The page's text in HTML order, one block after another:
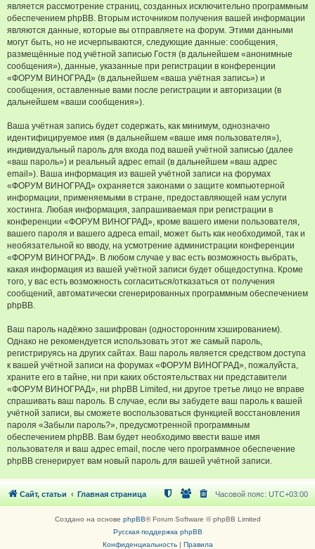
является рассмотрение страниц, созданных исключительно программным
обеспечением phpBB. Вторым источником получения вашей информации
являются данные, которые вы отправляете на форум. Этими данными
могут быть, но не исчерпываются, следующие данные: сообщения,
размещённые под учётной записью Гостя (в дальнейшем «анонимные
сообщения»), данные, указанные при регистрации в конференции
«ФОРУМ ВИНОГРАД» (в дальнейшем «ваша учётная запись») и
сообщения, оставленные вами после регистрации и авторизации (в
дальнейшем «ваши сообщения»).
Ваша учётная запись будет содержать, как минимум, однозначно
идентифицируемое имя (в дальнейшем «ваше имя пользователя»),
индивидуальный пароль для входа под вашей учётной записью (далее
«ваш пароль») и реальный адрес email (в дальнейшем «ваш адрес
email»). Ваша информация из вашей учётной записи на форумах
«ФОРУМ ВИНОГРАД» охраняется законами о защите компьютерной
информации, применяемыми в стране, предоставляющей нам услуги
хостинга. Любая информация, запрашиваемая при регистрации в
конференции «ФОРУМ ВИНОГРАД», кроме вашего имени пользователя,
вашего пароля и вашего адреса email, может быть как необходимой, так и
необязательной ко вводу, на усмотрение администрации конференции
«ФОРУМ ВИНОГРАД». В любом случае у вас есть возможность выбрать,
какая информация из вашей учётной записи будет общедоступна. Кроме
того, у вас есть возможность согласиться/отказаться от получения
сообщений, автоматически сгенерированных программным обеспечением
phpBB.
Ваш пароль надёжно зашифрован (односторонним хэшированием).
Однако не рекомендуется использовать этот же самый пароль,
регистрируясь на других сайтах. Ваш пароль является средством доступа
к вашей учётной записи на форумах «ФОРУМ ВИНОГРАД», пожалуйста,
храните его в тайне, ни при каких обстоятельствах ни представители
«ФОРУМ ВИНОГРАД», ни phpBB Limited, ни другое третье лицо не вправе
спрашивать ваш пароль. В случае, если вы забудете ваш пароль к вашей
учётной записи, вы сможете воспользоваться функцией восстановления
пароля «Забыли пароль?», предусмотренной программным
обеспечением phpBB. Вам будет необходимо ввести ваше имя
пользователя и ваш адрес email, после чего программное обеспечение
phpBB сгенерирует вам новый пароль для вашей учётной записи.
Сайт, статьи Главная страница Часовой пояс: UTC+03:00
Создано на основе phpBB® Forum Software © phpBB Limited
Русская поддержка phpBB
Конфиденциальность| Правила